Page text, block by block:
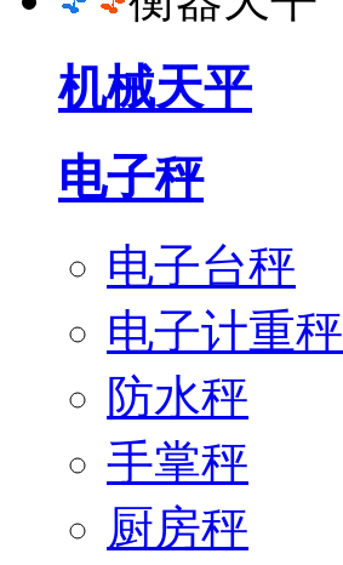
机械天平
电子秤
电子台秤
电子计重秤
防水秤
手掌秤
厨房秤